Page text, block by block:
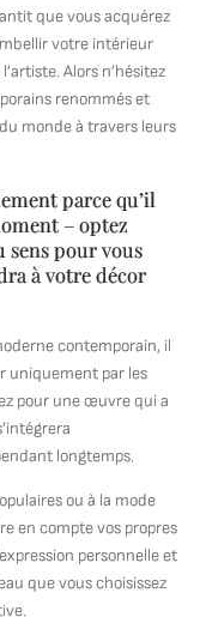
que vous acquérez
votre intérieur
Alors n’hésitez
renommés et
monde à travers leurs
parce qu’il
– optez
pour vous
à votre décor
contemporain, il
uniquement par les
pour une œuvre qui a
longtemps.
ou à la mode
en compte vos propres
personnelle et
que vous choisissez